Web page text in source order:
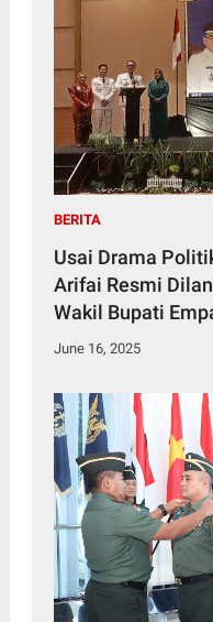
BERITA
Usai Drama
Arifai Resmi
Wakil Bupati
June 16, 2025